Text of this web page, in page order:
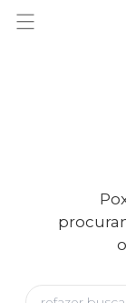
você merece